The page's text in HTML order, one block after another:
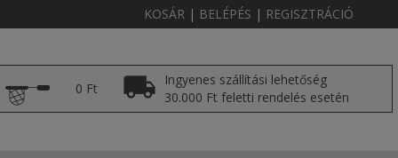
KOSÁR | BELÉPÉS | REGISZTRÁCIÓ
0 Ft
Ingyenes szállítási lehetőség
30.000 Ft feletti rendelés esetén